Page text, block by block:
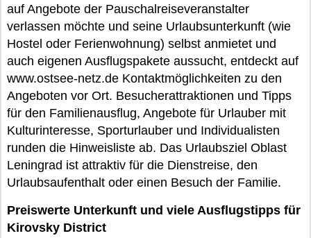
auf Angebote der Pauschalreiseveranstalter
verlassen möchte und seine Urlaubsunterkunft (wie
Hostel oder Ferienwohnung) selbst anmietet und
auch eigenen Ausflugspakete aussucht, entdeckt auf
www.ostsee-netz.de Kontaktmöglichkeiten zu den
Angeboten vor Ort. Besucherattraktionen und Tipps
für den Familienausflug, Angebote für Urlauber mit
Kulturinteresse, Sporturlauber und Individualisten
runden die Hinweisliste ab. Das Urlaubsziel Oblast
Leningrad ist attraktiv für die Dienstreise, den
Urlaubsaufenthalt oder einen Besuch der Familie.
Preiswerte Unterkunft und viele Ausflugstipps für
Kirovsky District